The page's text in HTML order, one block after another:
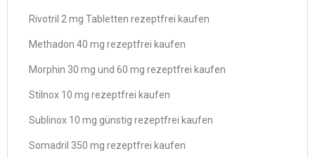
Rivotril 2 mg Tabletten rezeptfrei kaufen
Methadon 40 mg rezeptfrei kaufen
Morphin 30 mg und 60 mg rezeptfrei kaufen
Stilnox 10 mg rezeptfrei kaufen
Sublinox 10 mg günstig rezeptfrei kaufen
Somadril 350 mg rezeptfrei kaufen